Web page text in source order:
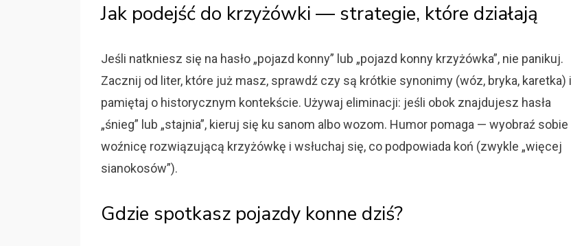
Jak podejść do krzyżówki — strategie, które działają
Jeśli natkniesz się na hasło „pojazd konny” lub „pojazd konny krzyżówka”, nie panikuj.
Zacznij od liter, które już masz, sprawdź czy są krótkie synonimy (wóz, bryka, karetka) i
pamiętaj o historycznym kontekście. Używaj eliminacji: jeśli obok znajdujesz hasła
„śnieg” lub „stajnia”, kieruj się ku sanom albo wozom. Humor pomaga — wyobraź sobie
woźnicę rozwiązującą krzyżówkę i wsłuchaj się, co podpowiada koń (zwykle „więcej
sianokosów”).
Gdzie spotkasz pojazdy konne dziś?